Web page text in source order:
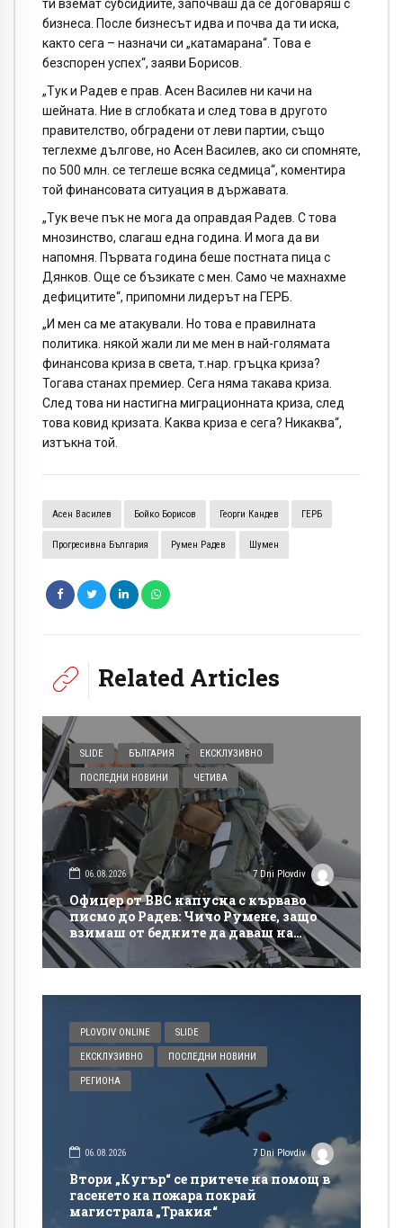
ти вземат субсидиите, започваш да се договаряш с
бизнеса. После бизнесът идва и почва да ти иска,
както сега – назначи си „катамарана“. Това е
безспорен успех“, заяви Борисов.
„Тук и Радев е прав. Асен Василев ни качи на
шейната. Ние в сглобката и след това в другото
правителство, обградени от леви партии, също
теглехме дългове, но Асен Василев, ако си спомняте,
по 500 млн. се теглеше всяка седмица“, коментира
той финансовата ситуация в държавата.
„Тук вече пък не мога да оправдая Радев. С това
мнозинство, слагаш една година. И мога да ви
напомня. Първата година беше постната пица с
Дянков. Още се бъзикате с мен. Само че махнахме
дефицитите“, припомни лидерът на ГЕРБ.
„И мен са ме атакували. Но това е правилната
политика. някой жали ли ме мен в най-голямата
финансова криза в света, т.нар. гръцка криза?
Тогава станах премиер. Сега няма такава криза.
След това ни настигна миграционната криза, след
това ковид кризата. Каква криза е сега? Никаква“,
изтъкна той.
Асен Василев Бойко Борисов Георги Кандев ГЕРБ
Прогресивна България Румен Радев Шумен
Related Articles
SLIDE БЪЛГАРИЯ ЕКСКЛУЗИВНО
ПОСЛЕДНИ НОВИНИ ЧЕТИВА
06.08.2026 7 Dni Plovdiv
Офицер от ВВС напусна с кърваво
писмо до Радев: Чичо Румене, защо
взимаш от бедните да даваш на
богатите?
PLOVDIV ONLINE SLIDE
ЕКСКЛУЗИВНО ПОСЛЕДНИ НОВИНИ
РЕГИОНА
06.08.2026 7 Dni Plovdiv
Втори „Кугър“ се притече на помощ в
гасенето на пожара покрай
магистрала „Тракия“